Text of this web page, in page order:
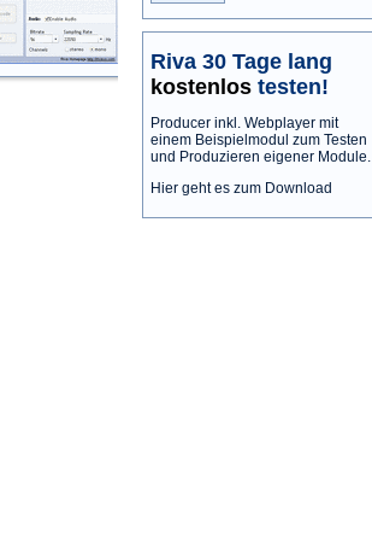
Riva 30 Tage lang
kostenlostesten!
Producer inkl. Webplayer mit
einem Beispielmodul zum Testen
und Produzieren eigener Module.
Hier geht es zum Download